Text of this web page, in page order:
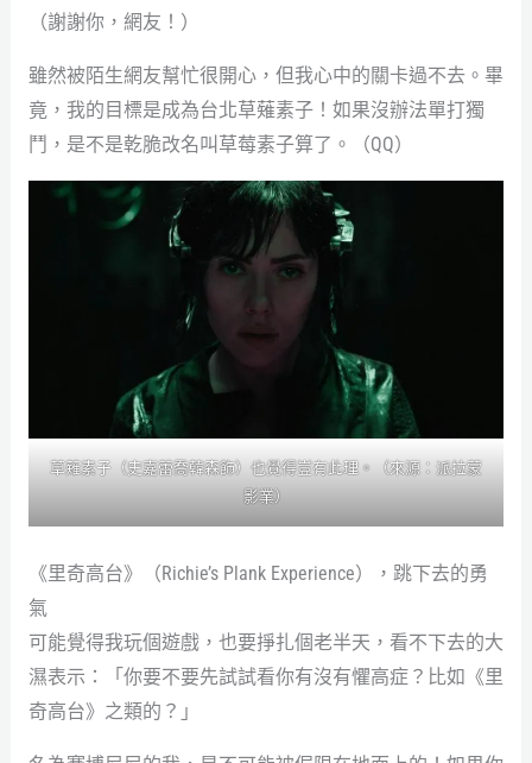
（謝謝你，網友！）
雖然被陌生網友幫忙很開心，但我心中的關卡過不去。畢
竟，我的目標是成為台北草薙素子！如果沒辦法單打獨
鬥，是不是乾脆改名叫草莓素子算了。（QQ）
草薙素子（史嘉蕾喬韓森飾）也覺得豈有此理。（來源：派拉蒙
影業）
《里奇高台》（Richie’s Plank Experience），跳下去的勇
氣
可能覺得我玩個遊戲，也要掙扎個老半天，看不下去的大
濕表示：「你要不要先試試看你有沒有懼高症？比如《里
奇高台》之類的？」